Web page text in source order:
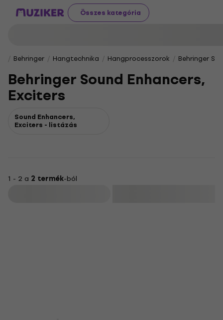
Összes kategória
Behringer Hangtechnika Hangprocesszorok Behringer
Behringer Sound Enhancers,
Exciters
Sound Enhancers,
Exciters - listázás
1 - 2 a 2 termék-ból